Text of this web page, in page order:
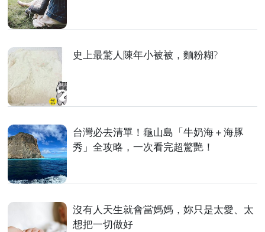
史上最驚人陳年小被被，麵粉糊?
台灣必去清單！龜山島「牛奶海＋海豚
秀」全攻略，一次看完超驚艷！
沒有人天生就會當媽媽，妳只是太愛、太
想把一切做好